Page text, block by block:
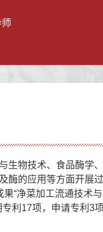
生物技术、食品酶学
酶的应用等方面开展
“净菜加工流通技术
利17项，申请专利3